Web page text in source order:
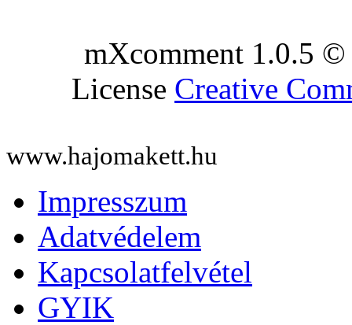
mXcomment 1.0.5
License Creative
www.hajomakett.hu
Impresszum
Adatvédelem
Kapcsolatfelvétel
GYIK